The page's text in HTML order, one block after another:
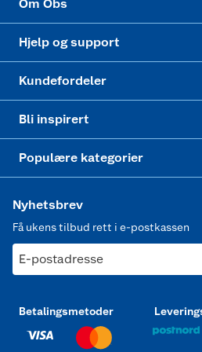
Om Obs
Hjelp og support
Kundefordeler
Bli inspirert
Populære kategorier
Nyhetsbrev
Få ukens tilbud rett i e-postkassen
E-postadresse
Betalingsmetoder